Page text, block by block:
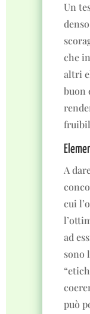
Un
che
altri
buon
A
cui
ad
sono
può